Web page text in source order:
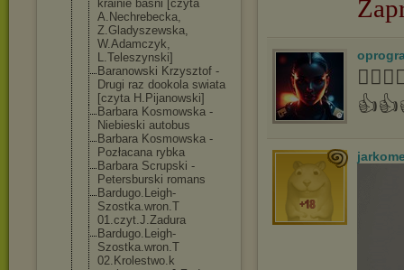
krainie basni [czyta
A.Nechrebecka,
Z.Gladyszewska,
W.Adamczyk,
L.Teleszynski]
Baranowski Krzysztof -
Drugi raz dookola swiata
[czyta H.Pijanowski]
Barbara Kosmowska -
Niebieski autobus
Barbara Kosmowska -
Pozłacana rybka
Barbara Scrupski -
Petersburski romans
Bardugo.Leigh-
Szostka.wron.T
01.czyt.J.Zadura
Bardugo.Leigh-
Szostka.wron.T
02.Krolestwo.k